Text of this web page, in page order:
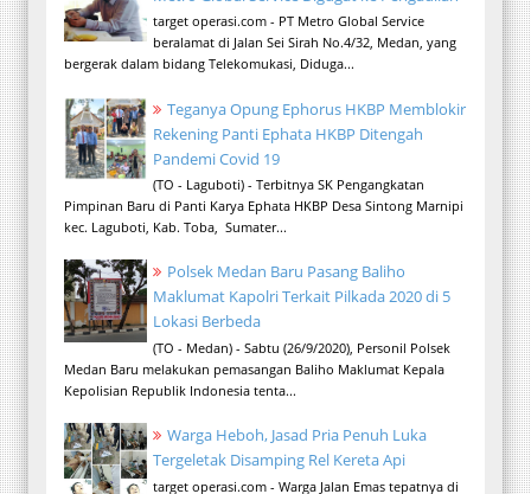
target operasi.com - PT Metro Global Service
beralamat di Jalan Sei Sirah No.4/32, Medan, yang
bergerak dalam bidang Telekomukasi, Diduga...
Teganya Opung Ephorus HKBP Memblokir
Rekening Panti Ephata HKBP Ditengah
Pandemi Covid 19
(TO - Laguboti) - Terbitnya SK Pengangkatan
Pimpinan Baru di Panti Karya Ephata HKBP Desa Sintong Marnipi
kec. Laguboti, Kab. Toba, Sumater...
Polsek Medan Baru Pasang Baliho
Maklumat Kapolri Terkait Pilkada 2020 di 5
Lokasi Berbeda
(TO - Medan) - Sabtu (26/9/2020), Personil Polsek
Medan Baru melakukan pemasangan Baliho Maklumat Kepala
Kepolisian Republik Indonesia tenta...
Warga Heboh, Jasad Pria Penuh Luka
Tergeletak Disamping Rel Kereta Api
target operasi.com - Warga Jalan Emas tepatnya di